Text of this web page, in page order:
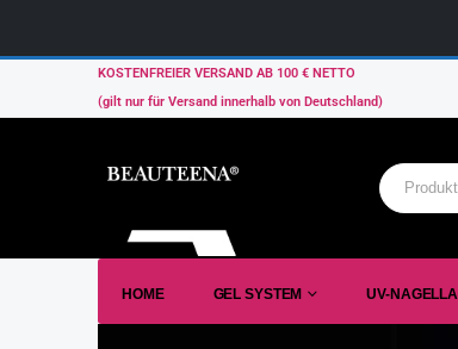
KOSTENFREIER VERSAND AB 100 € NETTO
(gilt nur für Versand innerhalb von Deutschland)
HOME GEL SYSTEM UV-